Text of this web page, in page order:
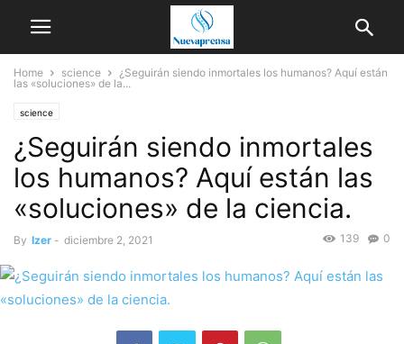
Home science
¿Seguirán siendo inmortales los humanos? Aquí están
las «soluciones» de la...
science
¿Seguirán siendo inmortales
los humanos? Aquí están las
«soluciones» de la ciencia.
By Izer - diciembre 2, 2021 0
139